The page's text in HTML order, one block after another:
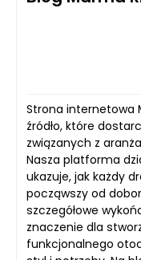
Strona internetowa
źródło, które
związanych z
Nasza platforma
ukazuje, jak każdy
począwszy od
szczegółowe
znaczenie dla
funkcjonalnego